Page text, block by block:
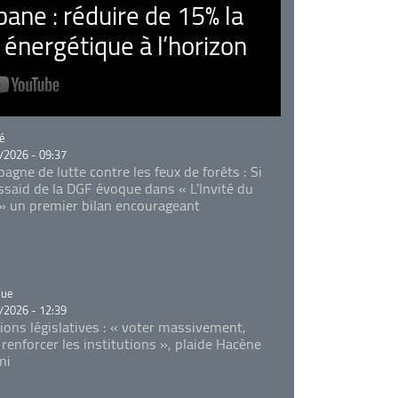
: réduire de 15% la
à l’horizon
- 09:37
de lutte contre les feux de forêts : Si
de la DGF évoque dans « L'Invité du
un premier bilan encourageant
- 12:39
législatives : « voter massivement,
les institutions », plaide Hacène